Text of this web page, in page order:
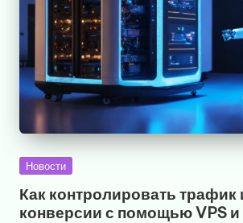
Опубликовано
Новости
Как контролировать
конверсии с помощью VPS и